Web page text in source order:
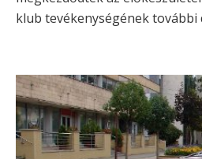
klub tevékenységének további